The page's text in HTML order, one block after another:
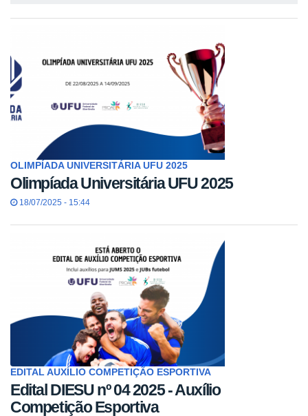
OLIMPÍADA UNIVERSITÁRIA UFU 2025
Olimpíada Universitária UFU 2025
18/07/2025 - 15:44
EDITAL AUXÍLIO COMPETIÇÃO ESPORTIVA
Edital DIESU nº 04 2025 - Auxílio
Competição Esportiva